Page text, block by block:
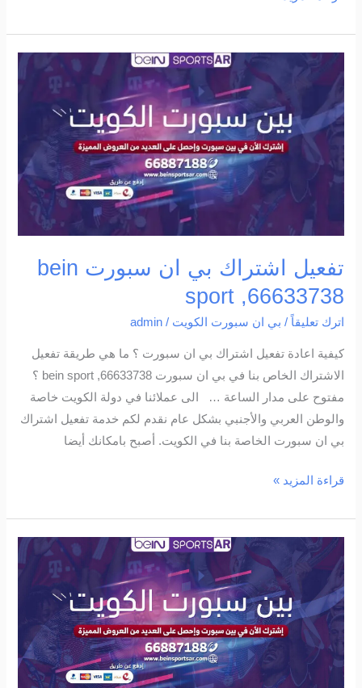
تفعيل اشتراك بي ان سبورت bein
sport ,66633738
اترك تعليقاً / بي ان سبورت الكويت /
admin
كيفية اعادة تفعيل اشتراك بي ان سبورت ؟ ما هي طريقة تفعيل
الاشتراك الخاص بنا في بي ان سبورت bein sport ,66633738 ؟
مفتوح على مدار الساعة … الى عملائنا في دولة الكويت خاصة
والوطن العربي والأجنبي بشكل عام نقدم لكم خدمة تفعيل اشتراك
بي ان سبورت الخاصة بنا في الكويت. أصبح بامكانك أيضا
اشتراك
بي
ان
سبورت
bein
قراءة المزيد »
بين
سبورت
في
الكويت
و
تعاطيها
مع